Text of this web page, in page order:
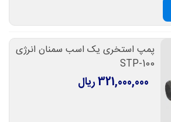
پمپ استخری یک اسب سمنان انرژی
STP-100
321,000,000 ریال